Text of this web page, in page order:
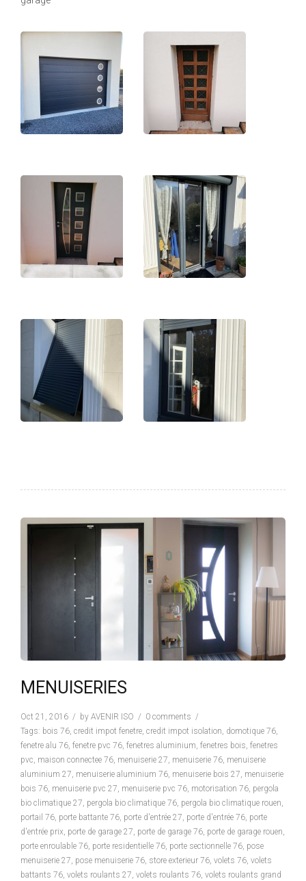
MENUISERIES
Oct 21, 2016 by AVENIR ISO
0 comments
Tags: bois 76, credit impot fenetre, credit impot isolation, domotique 76,
fenetre alu 76, fenetre pvc 76, fenetres aluminium, fenetres bois, fenetres
pvc, maison connectee 76, menuiserie 27, menuiserie 76, menuiserie
aluminium 27, menuiserie aluminium 76, menuiserie bois 27, menuiserie
bois 76, menuiserie pvc 27, menuiserie pvc 76, motorisation 76, pergola
bio climatique 27, pergola bio climatique 76, pergola bio climatique rouen,
portail 76, porte battante 76, porte d'entrée 27, porte d'entrée 76, porte
d'entrée prix, porte de garage 27, porte de garage 76, porte de garage rouen,
porte enroulable 76, porte residentielle 76, porte sectionnelle 76, pose
menuiserie 27, pose menuiserie 76, store exterieur 76, volets 76, volets
battants 76, volets roulants 27, volets roulants 76, volets roulants grand